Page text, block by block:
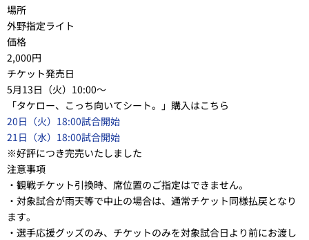
場所
外野指定ライト
価格
2,000円
チケット発売日
5月13日（火）10:00～
「タケロー、こっち向いてシート。」購入はこちら
20日（火）18:00試合開始
21日（水）18:00試合開始
※好評につき完売いたしました
注意事項
・観戦チケット引換時、席位置のご指定はできません。
・対象試合が雨天等で中止の場合は、通常チケット同様払戻となり
ます。
・選手応援グッズのみ、チケットのみを対象試合日より前にお渡し